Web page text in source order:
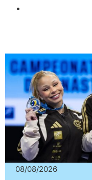
08/08/2026